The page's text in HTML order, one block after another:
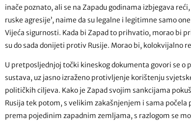
inače poznato, ali se na Zapadu godinama izbjegava
ruske agresije’, naime da su legalne i legitimne samo
Vijeća sigurnosti. Kada bi Zapad to prihvatio, morao bi
su do sada donijeti protiv Rusije. Morao bi, kolokvijalno
U pretposljednjoj točki kineskog dokumenta govori se
sustava, uz jasno izraženo protivljenje korištenju
političkih ciljeva. Kako je Zapad svojim sankcijama
Rusija tek potom, s velikim zakašnjenjem i sama
prema pojedinim zapadnim zemljama, s razlogom se